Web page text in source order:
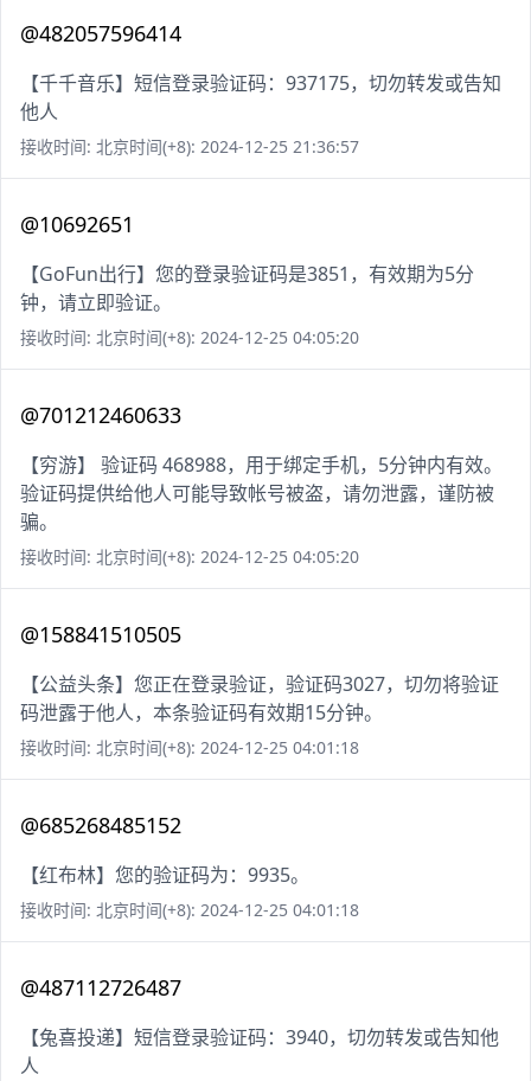
@482057596414
【千千音乐】短信登录验证码：937175，切勿转发或告知
他人
接收时间: 北京时间(+8): 2024-12-25 21:36:57
@10692651
【GoFun出行】您的登录验证码是3851，有效期为5分
钟，请立即验证。
接收时间: 北京时间(+8): 2024-12-25 04:05:20
@701212460633
【穷游】 验证码 468988，用于绑定手机，5分钟内有效。
验证码提供给他人可能导致帐号被盗，请勿泄露，谨防被
骗。
接收时间: 北京时间(+8): 2024-12-25 04:05:20
@158841510505
【公益头条】您正在登录验证，验证码3027，切勿将验证
码泄露于他人，本条验证码有效期15分钟。
接收时间: 北京时间(+8): 2024-12-25 04:01:18
@685268485152
【红布林】您的验证码为：9935。
接收时间: 北京时间(+8): 2024-12-25 04:01:18
@487112726487
【兔喜投递】短信登录验证码：3940，切勿转发或告知他
人